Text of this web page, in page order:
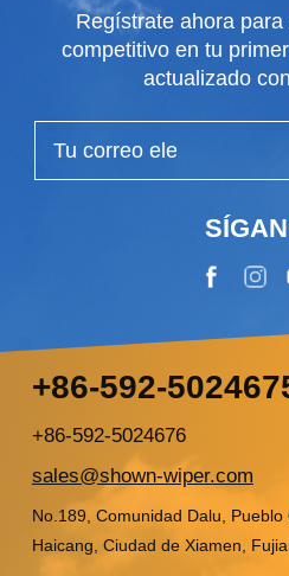
Regístrate ahora
competitivo en tu
actualizado
+86-592-
+86-592-5024676
sales@shown-wiper.com
No.189, Comunidad Dalu, Pueblo
Haicang, Ciudad de Xiamen,